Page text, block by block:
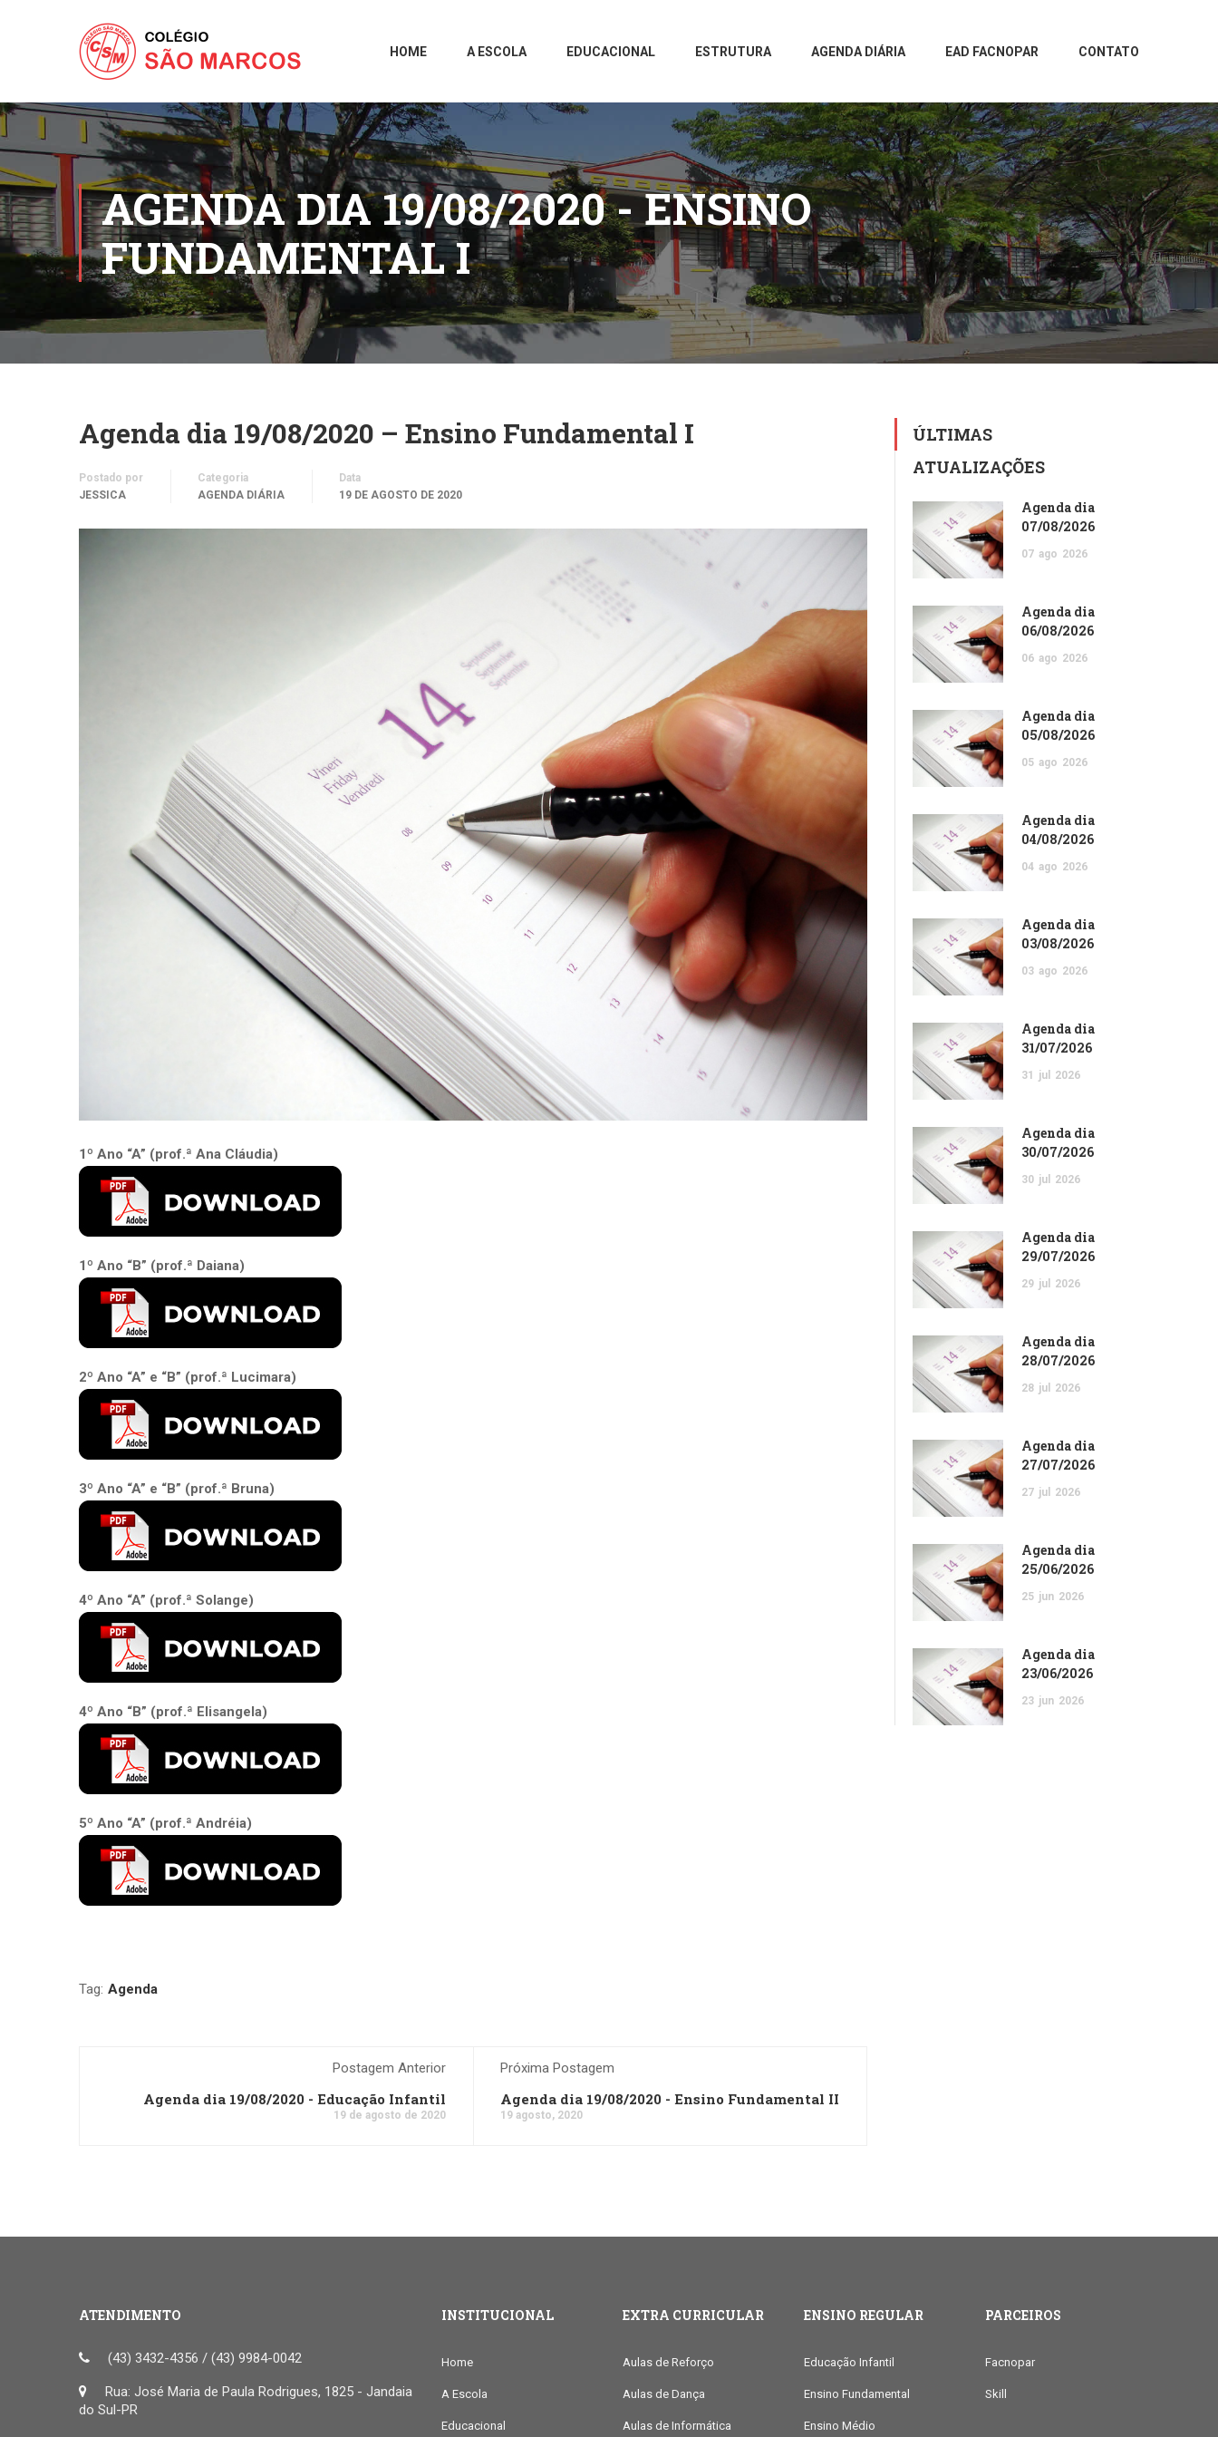
HOME A ESCOLA EDUCACIONAL ESTRUTURA AGENDA DIÁRIA EAD FACNOPAR CONTATO
AGENDA DIA 19/08/2020 - ENSINO
FUNDAMENTAL I
Agenda dia 19/08/2020 – Ensino Fundamental I
Postado por
JESSICA
Categoria
AGENDA DIÁRIA
Data
19 DE AGOSTO DE 2020
1º Ano “A” (prof.ª Ana Cláudia)
1º Ano “B” (prof.ª Daiana)
2º Ano “A” e “B” (prof.ª Lucimara)
3º Ano “A” e “B” (prof.ª Bruna)
4º Ano “A” (prof.ª Solange)
4º Ano “B” (prof.ª Elisangela)
5º Ano “A” (prof.ª Andréia)
Tag: Agenda
Postagem Anterior
Agenda dia 19/08/2020 - Educação Infantil
19 de agosto de 2020
Próxima Postagem
Agenda dia 19/08/2020 - Ensino Fundamental II
19 agosto, 2020
ÚLTIMAS
ATUALIZAÇÕES
Agenda dia
07/08/2026
07 ago 2026
Agenda dia
06/08/2026
06 ago 2026
Agenda dia
05/08/2026
05 ago 2026
Agenda dia
04/08/2026
04 ago 2026
Agenda dia
03/08/2026
03 ago 2026
Agenda dia
31/07/2026
31 jul 2026
Agenda dia
30/07/2026
30 jul 2026
Agenda dia
29/07/2026
29 jul 2026
Agenda dia
28/07/2026
28 jul 2026
Agenda dia
27/07/2026
27 jul 2026
Agenda dia
25/06/2026
25 jun 2026
Agenda dia
23/06/2026
23 jun 2026
ATENDIMENTO
(43) 3432-4356 / (43) 9984-0042
Rua: José Maria de Paula Rodrigues, 1825 - Jandaia
do Sul-PR
INSTITUCIONAL
Home
A Escola
Educacional
EXTRA CURRICULAR
Aulas de Reforço
Aulas de Dança
Aulas de Informática
ENSINO REGULAR
Educação Infantil
Ensino Fundamental
Ensino Médio
PARCEIROS
Facnopar
Skill